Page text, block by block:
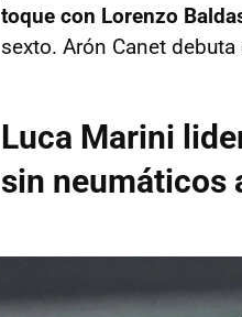
toque con Lorenzo
sexto. Arón Canet
Luca Marini
sin neumáticos